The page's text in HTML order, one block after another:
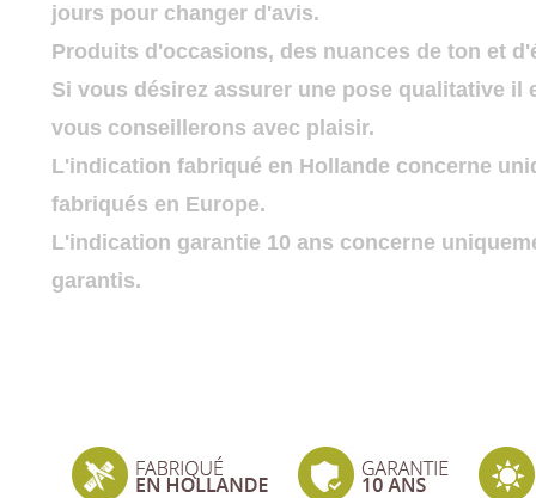
jours pour changer d'avis.
Produits d'occasions, des nuances de ton et
Si vous désirez assurer une pose qualitative
vous conseillerons avec plaisir.
L'indication fabriqué en Hollande concerne
fabriqués en Europe.
L'indication garantie 10 ans concerne
garantis.